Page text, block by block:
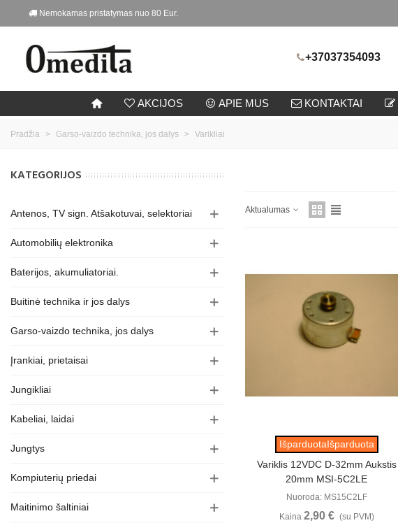
Nemokamas pristatymas nuo 80 Eur.
+37037354093
AKCIJOS APIE MUS KONTAKTAI
Pradžia > Garso-vaizdo technika, jos dalys > Varikliai
KATEGORIJOS
Antenos, TV sign. Atšakotuvai, selektoriai
Automobilių elektronika
Baterijos, akumuliatoriai.
Buitinė technika ir jos dalys
Garso-vaizdo technika, jos dalys
Įrankiai, prietaisai
Jungikliai
Kabeliai, laidai
Jungtys
Kompiuterių priedai
Maitinimo šaltiniai
Aktualumas
Peržiūrėti
IšparduotaIšparduota
Variklis 12VDC D-32mm Aukstis
20mm MSI-5C2LE
Nuoroda: MS15C2LF
Kaina 2,90 € (su PVM)